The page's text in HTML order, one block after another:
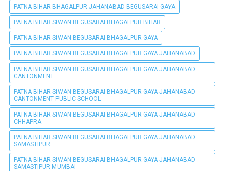
PATNA BIHAR BHAGALPUR JAHANABAD BEGUSARAI GAYA
PATNA BIHAR SIWAN BEGUSARAI BHAGALPUR BIHAR
PATNA BIHAR SIWAN BEGUSARAI BHAGALPUR GAYA
PATNA BIHAR SIWAN BEGUSARAI BHAGALPUR GAYA JAHANABAD
PATNA BIHAR SIWAN BEGUSARAI BHAGALPUR GAYA JAHANABAD
CANTONMENT
PATNA BIHAR SIWAN BEGUSARAI BHAGALPUR GAYA JAHANABAD
CANTONMENT PUBLIC SCHOOL
PATNA BIHAR SIWAN BEGUSARAI BHAGALPUR GAYA JAHANABAD
CHHAPRA
PATNA BIHAR SIWAN BEGUSARAI BHAGALPUR GAYA JAHANABAD
SAMASTIPUR
PATNA BIHAR SIWAN BEGUSARAI BHAGALPUR GAYA JAHANABAD
SAMASTIPUR MUMBAI